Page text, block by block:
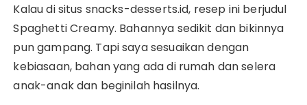
Kalau di situs snacks-desserts.id, resep ini berjudul
Spaghetti Creamy. Bahannya sedikit dan bikinnya
pun gampang. Tapi saya sesuaikan dengan
kebiasaan, bahan yang ada di rumah dan selera
anak-anak dan beginilah hasilnya.